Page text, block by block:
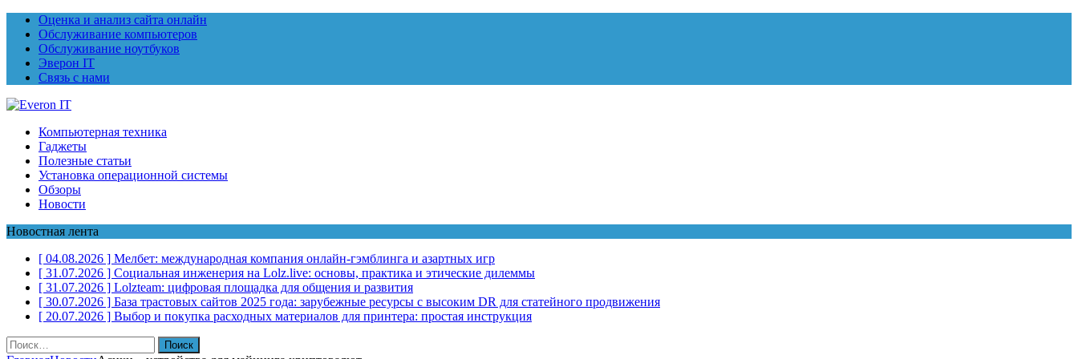
Оценка и анализ сайта онлайн
Обслуживание компьютеров
Обслуживание ноутбуков
Эверон IT
Связь с нами
Компьютерная техника
Гаджеты
Полезные статьи
Установка операционной системы
Обзоры
Новости
Новостная лента
[ 04.08.2026 ] Мелбет: международная компания онлайн-гэмблинга и азартных игр
[ 31.07.2026 ] Социальная инженерия на Lolz.live: основы, практика и этические дилеммы
[ 31.07.2026 ] Lolzteam: цифровая площадка для общения и развития
[ 30.07.2026 ] База трастовых сайтов 2025 года: зарубежные ресурсы с высоким DR для статейного продвижения
[ 20.07.2026 ] Выбор и покупка расходных материалов для принтера: простая инструкция
Найти: